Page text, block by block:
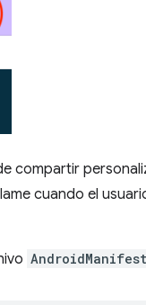
compartir
cuando el